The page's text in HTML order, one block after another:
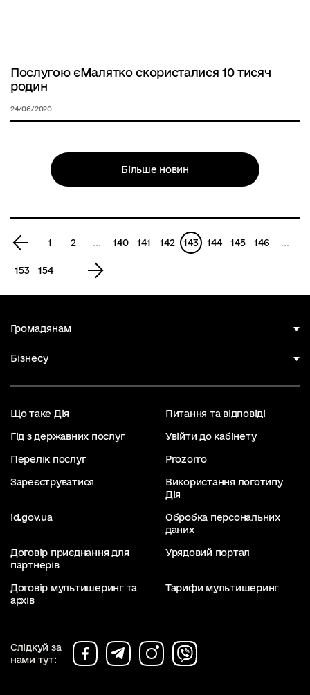
Послугою єМалятко скористалися 10 тисяч
родин
24/06/2020
Більше новин
1 2 ... 140 141 142 143 144 145 146 ...
153 154
Громадянам
Бізнесу
Що таке Дія Питання та відповіді
Гід з державних послуг Увійти до кабінету
Перелік послуг Prozorro
Зареєструватися
Використання логотипу
Дія
id.gov.ua
Обробка персональних
даних
Договір приєднання для
партнерів
Урядовий портал
Договір мультишеринг та
архів
Тарифи мультишеринг
Слідкуй за
нами тут: